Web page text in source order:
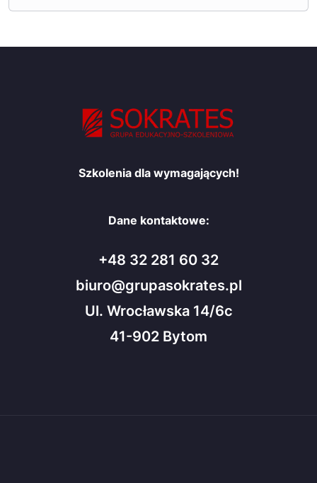
Szkolenia dla wymagających!
Dane kontaktowe:
+48 32 281 60 32
biuro@grupasokrates.pl
Ul. Wrocławska 14/6c
41-902 Bytom